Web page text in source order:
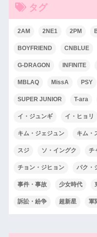
タグ
2AM 2NE1 2PM
BOYFRIEND CNBLUE
G-DRAGON INFINITE
MBLAQ MissA PSY
SUPER JUNIOR T-ara
イ・ジュンギ イ・ヒョリ
キム・ジェジュン キム・
スジ ソ・イングク チ
チョン・ジヒョン パク・
事件・事故 少女時代
訴訟・紛争 超新星 軍